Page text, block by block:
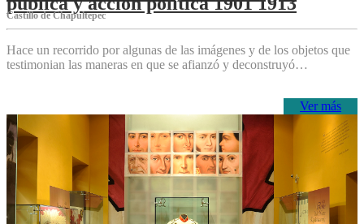
Castillo de Chapultepec
Hace un recorrido por algunas de las imágenes y de los objetos que
testimonian las maneras en que se afianzó y deconstruyó…
Ver más